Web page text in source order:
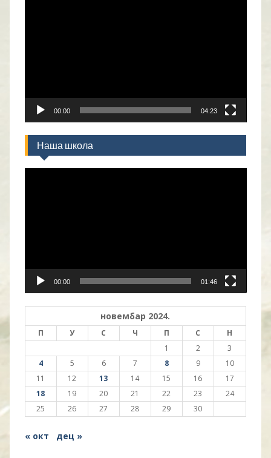
00:00 04:23
Наша школа
00:00 01:46
новембар 2024.
П У С Ч П С
Н
1
2
3
4
5 6 7 8 9
10
11
12 13 14 15 16
17
18
19 20 21 22 23
24
25
26 27 28 29 30
« окт дец »